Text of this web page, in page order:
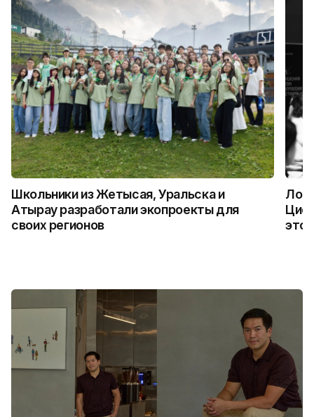
Школьники из Жетысая, Уральска и
Атырау разработали экопроекты для
своих регионов
это